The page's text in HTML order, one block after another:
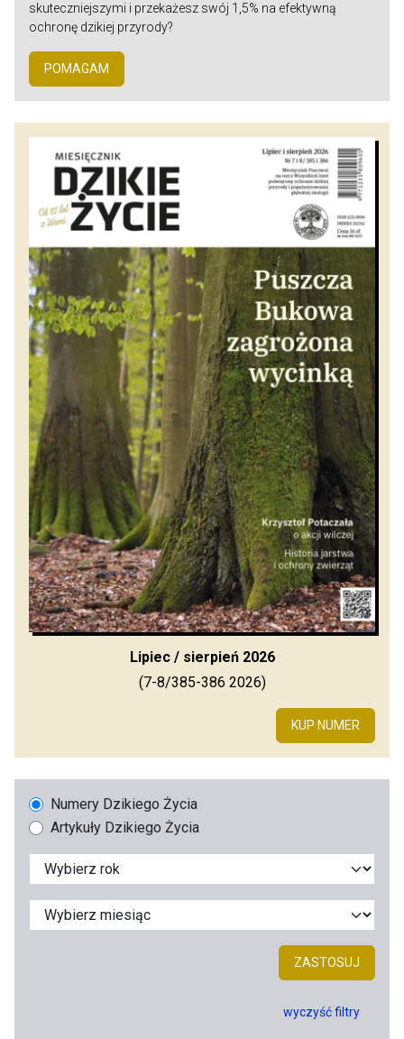
skuteczniejszymi i przekażesz swój 1,5% na efektywną
ochronę dzikiej przyrody?
POMAGAM
Lipiec / sierpień 2026
(7-8/385-386 2026)
KUP NUMER
Numery Dzikiego Życia
Artykuły Dzikiego Życia
ZASTOSUJ
wyczyść filtry